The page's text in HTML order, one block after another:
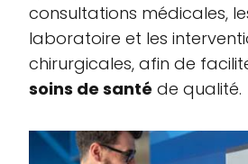
consultations médicales,
laboratoire et les
chirurgicales, afin de
soins de santé de qualité.